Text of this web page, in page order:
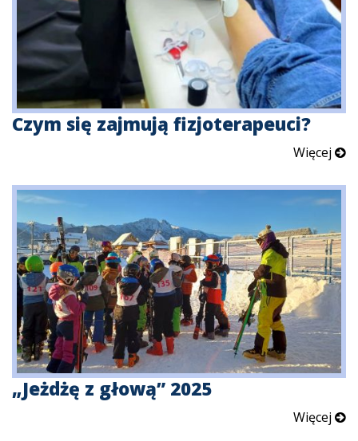
Czym się zajmują fizjoterapeuci?
Więcej
„Jeżdżę z głową” 2025
Więcej